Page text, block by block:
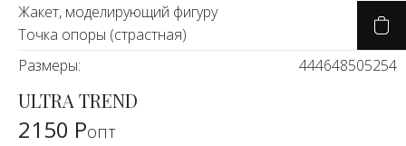
Жакет, моделирующий фигуру
Точка опоры (страстная)
Размеры:
444648505254
ULTRA TREND
2150 Ропт